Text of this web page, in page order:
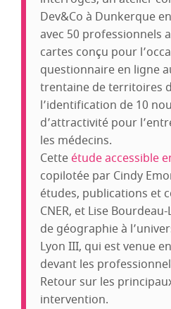
Dev&Co à Dunkerque
avec 50 professionnels
cartes conçu pour
questionnaire en ligne
trentaine de territoires
l’identification de 10
d’attractivité pour
les médecins.
Cette étude accessible
copilotée par Cindy
études, publications et
CNER, et Lise
de géographie à
Lyon III, qui est venue
devant les
Retour sur les
intervention.